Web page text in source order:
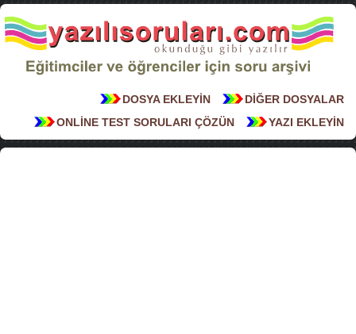
DİĞER DOSYALAR
DOSYA EKLEYİN
YAZI EKLEYİN
ONLİNE TEST SORULARI ÇÖZÜN